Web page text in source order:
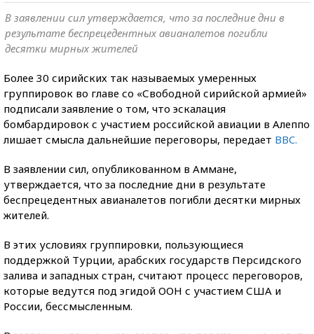
В заявлении сил утверждается, что за последние дни в
результате беспрецедентных авианалетов погибли
десятки мирных жителей
Более 30 сирийских так называемых умеренных
группировок во главе со «Свободной сирийской армией»
подписали заявление о том, что эскалация
бомбардировок с участием российской авиации в Алеппо
лишает смысла дальнейшие переговоры, передает ВВC.
В заявлении сил, опубликованном в Аммане,
утверждается, что за последние дни в результате
беспрецедентных авианалетов погибли десятки мирных
жителей.
В этих условиях группировки, пользующиеся
поддержкой Турции, арабских государств Персидского
залива и западных стран, считают процесс переговоров,
которые ведутся под эгидой ООН с участием США и
России, бессмысленным.